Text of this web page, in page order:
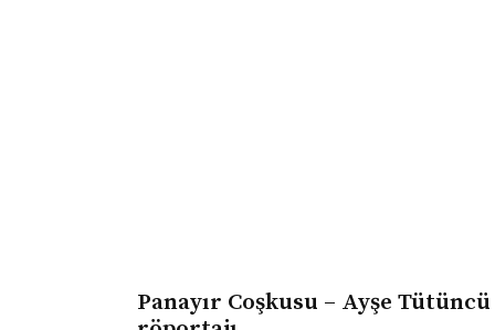
Panayır Coşkusu – Ayşe Tütüncü